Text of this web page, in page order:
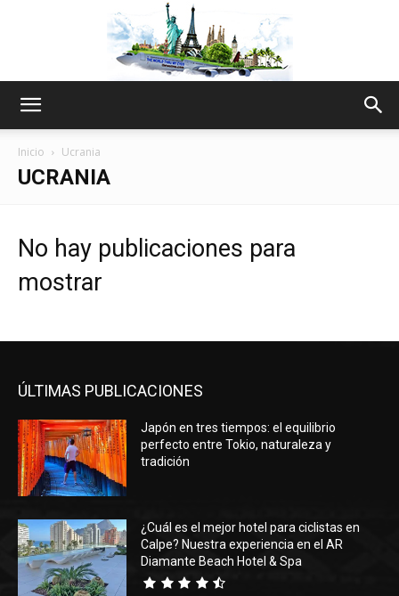
Eyes
Inicio Ucrania
UCRANIA
No hay publicaciones para
mostrar
ÚLTIMAS PUBLICACIONES
Japón en tres tiempos: el equilibrio
perfecto entre Tokio, naturaleza y
tradición
¿Cuál es el mejor hotel para ciclistas en
Calpe? Nuestra experiencia en el AR
Diamante Beach Hotel & Spa